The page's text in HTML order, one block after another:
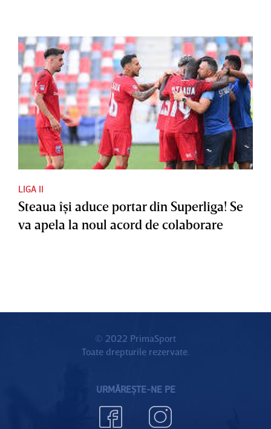
LIGA II
Steaua îşi aduce portar din Superliga! Se
va apela la noul acord de colaborare
© 2022 PrimaSport
Toate drepturile rezervate.
URMĂREȘTE-NE PE